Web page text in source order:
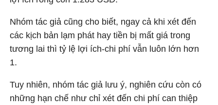
Nhóm tác giả cũng cho biết, ngay cả khi xét đến
các kịch bản lạm phát hay tiền bị mất giá trong
tương lai thì tỷ lệ lợi ích-chi phí vẫn luôn lớn hơn
1.
Tuy nhiên, nhóm tác giả lưu ý, nghiên cứu còn có
những hạn chế như chỉ xét đến chi phí can thiệp